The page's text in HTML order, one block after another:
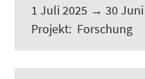
1 Juli 2025 → 30 Juni
Projekt: Forschung